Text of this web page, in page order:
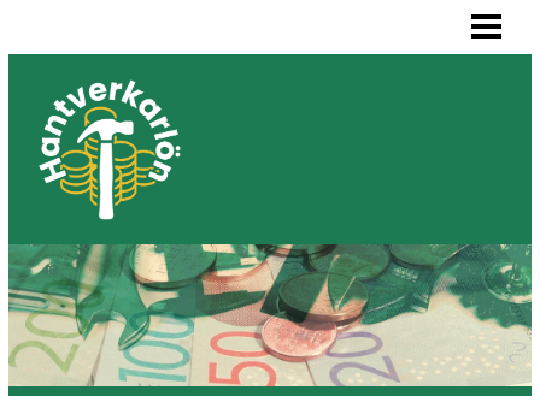
MÅLARE LÖN
SNICKARE LÖN
VVS-MONTÖR LÖN
ELEKTRIKER LÖN
BLOGG
LISTA BYGGFIRMOR